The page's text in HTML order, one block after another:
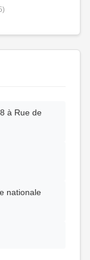
à Rue de
nationale